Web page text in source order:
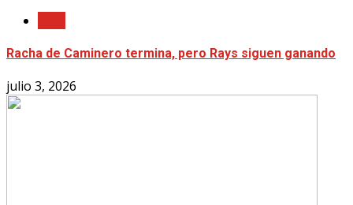
Racha de Caminero termina, pero Rays siguen ganando
julio 3, 2026